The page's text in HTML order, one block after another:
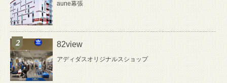
aune幕張
82view
アディダスオリジナルスショップ